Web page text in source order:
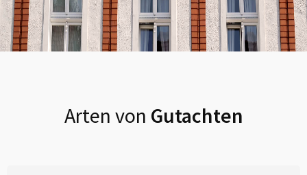
Arten von Gutachten